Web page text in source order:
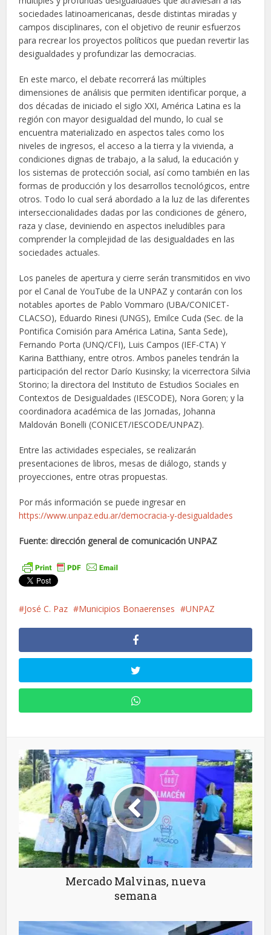
sociedades latinoamericanas, desde distintas miradas y
campos disciplinares, con el objetivo de reunir esfuerzos
para recrear los proyectos políticos que puedan revertir las
desigualdades y profundizar las democracias.
En este marco, el debate recorrerá las múltiples
dimensiones de análisis que permiten identificar porque, a
dos décadas de iniciado el siglo XXI, América Latina es la
región con mayor desigualdad del mundo, lo cual se
encuentra materializado en aspectos tales como los
niveles de ingresos, el acceso a la tierra y la vivienda, a
condiciones dignas de trabajo, a la salud, la educación y
los sistemas de protección social, así como también en las
formas de producción y los desarrollos tecnológicos, entre
otros. Todo lo cual será abordado a la luz de las diferentes
interseccionalidades dadas por las condiciones de género,
raza y clase, deviniendo en aspectos ineludibles para
comprender la complejidad de las desigualdades en las
sociedades actuales.
Los paneles de apertura y cierre serán transmitidos en vivo
por el Canal de YouTube de la UNPAZ y contarán con los
notables aportes de Pablo Vommaro (UBA/CONICET-
CLACSO), Eduardo Rinesi (UNGS), Emilce Cuda (Sec. de la
Pontifica Comisión para América Latina, Santa Sede),
Fernando Porta (UNQ/CFI), Luis Campos (IEF-CTA) Y
Karina Batthiany, entre otros. Ambos paneles tendrán la
participación del rector Darío Kusinsky; la vicerrectora Silvia
Storino; la directora del Instituto de Estudios Sociales en
Contextos de Desigualdades (IESCODE), Nora Goren; y la
coordinadora académica de las Jornadas, Johanna
Maldován Bonelli (CONICET/IESCODE/UNPAZ).
Entre las actividades especiales, se realizarán
presentaciones de libros, mesas de diálogo, stands y
proyecciones, entre otras propuestas.
Por más información se puede ingresar en
https://www.unpaz.edu.ar/democracia-y-desigualdades
Fuente: dirección general de comunicación UNPAZ
José C. Paz Municipios Bonaerenses UNPAZ
Mercado Malvinas, nueva
semana